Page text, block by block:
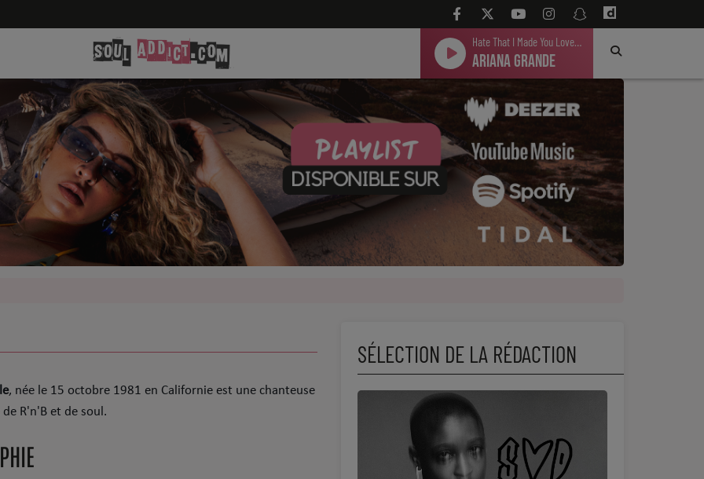
Ariana Grande
, née le 15 octobre 1981 en Californie est une chanteuse
R'n'B et de soul.
SÉLECTION DE LA RÉDACTION